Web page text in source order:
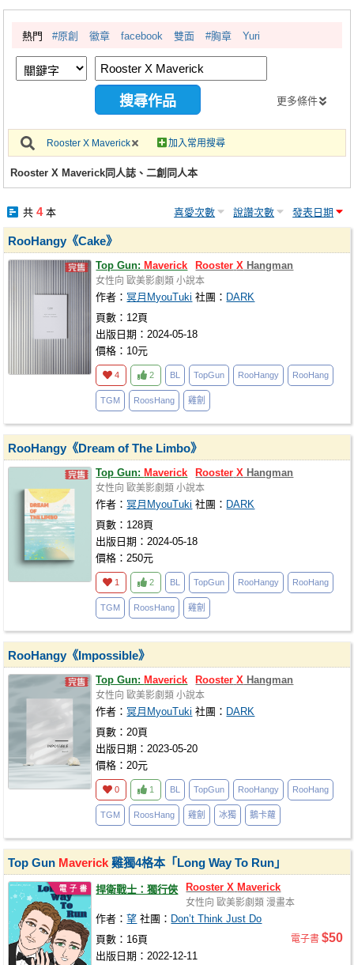
繪圖藝廊
交流中心
攤位轉讓區
會員中心
註冊會員
熱門 #原創 徽章 facebook 雙面 #胸章 Yuri
更多條件
Rooster X Maverick 加入常用搜尋
Rooster X Maverick同人誌、二創同人本
共 4本 喜愛次數 說讚次數 發表日期
RooHangy《Cake》
Top Gun: Maverick Rooster X Hangman
女性向 歐美影劇類 小說本
作者：冥月MyouTuki 社團： DARK
頁數：12頁
出版日期：2024-05-18
價格：10元
4 2 BL TopGun RooHangy RooHang
TGM RoosHang 雞劊
RooHangy《Dream of The Limbo》
Top Gun: Maverick Rooster X Hangman
女性向 歐美影劇類 小說本
作者：冥月MyouTuki 社團： DARK
頁數：128頁
出版日期：2024-05-18
價格：250元
1 2 BL TopGun RooHangy RooHang
TGM RoosHang 雞劊
RooHangy《Impossible》
Top Gun: Maverick Rooster X Hangman
女性向 歐美影劇類 小說本
作者：冥月MyouTuki 社團： DARK
頁數：20頁
出版日期：2023-05-20
價格：20元
0 1 BL TopGun RooHangy RooHang
TGM RoosHang 雞劊 冰獨 鵝卡蘿
Top Gun Maverick 雞獨4格本「Long Way To Run」
捍衛戰士：獨行俠 Rooster X Maverick
女性向 歐美影劇類 漫畫本
作者：望 社團： Don’t Think Just Do
頁數：16頁
出版日期：2022-12-11
電子書 $50